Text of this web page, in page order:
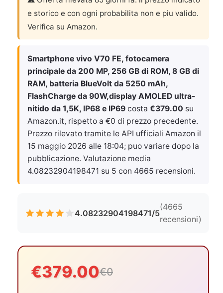
e storico e con ogni probabilita non e piu valido.
Verifica su Amazon.
Smartphone vivo V70 FE, fotocamera
principale da 200 MP, 256 GB di ROM, 8 GB di
RAM, batteria BlueVolt da 5250 mAh,
FlashCharge da 90W,display AMOLED ultra-
nitido da 1,5K, IP68 e IP69 costa €379.00 su
Amazon.it, rispetto a €0 di prezzo precedente.
Prezzo rilevato tramite le API ufficiali Amazon il
15 maggio 2026 alle 18:04; puo variare dopo la
pubblicazione. Valutazione media
4.08232904198471 su 5 con 4665 recensioni.
4.08232904198471/5
(4665
recensioni)
€379.00€0